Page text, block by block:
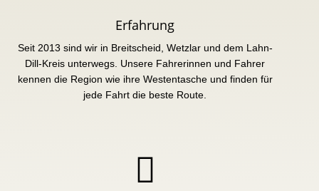
Erfahrung
Seit 2013 sind wir in Breitscheid, Wetzlar und dem Lahn-
Dill-Kreis unterwegs. Unsere Fahrerinnen und Fahrer
kennen die Region wie ihre Westentasche und finden für
jede Fahrt die beste Route.
